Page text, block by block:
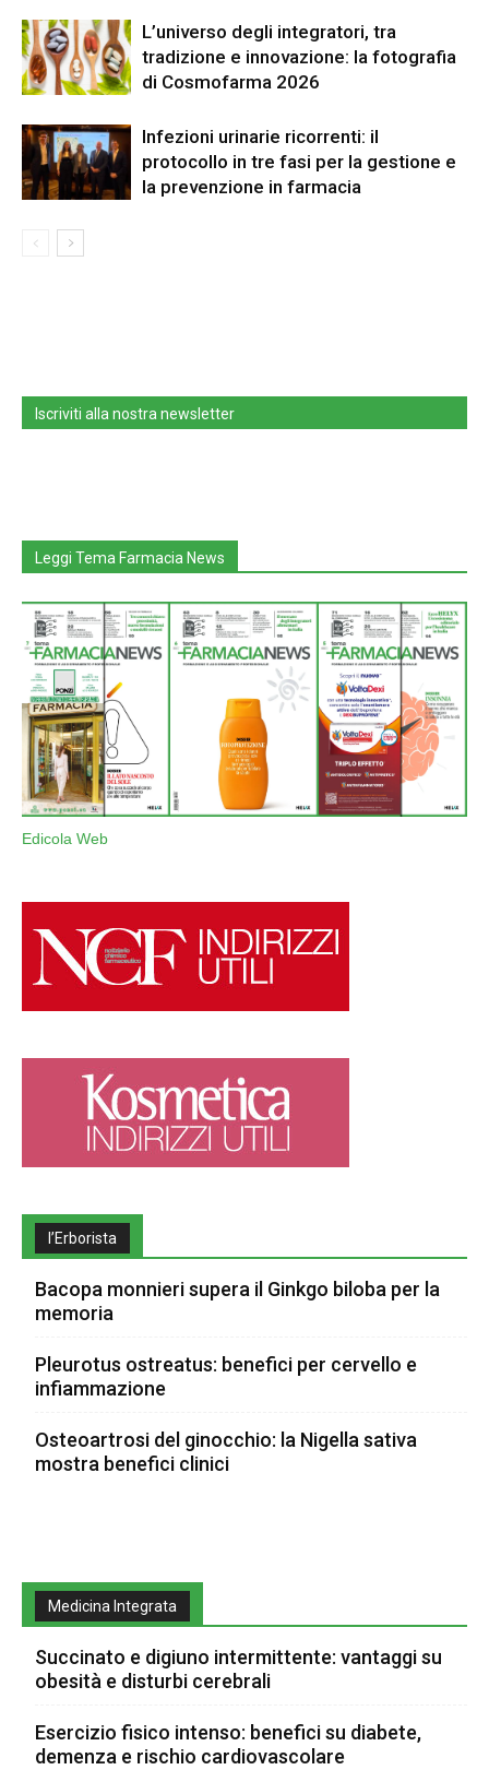
L’universo degli integratori, tra
tradizione e innovazione: la fotografia
di Cosmofarma 2026
Infezioni urinarie ricorrenti: il
protocollo in tre fasi per la gestione e
la prevenzione in farmacia
Iscriviti alla nostra newsletter
Leggi Tema Farmacia News
Edicola Web
l’Erborista
Bacopa monnieri supera il Ginkgo biloba per la
memoria
Pleurotus ostreatus: benefici per cervello e
infiammazione
Osteoartrosi del ginocchio: la Nigella sativa
mostra benefici clinici
Medicina Integrata
Succinato e digiuno intermittente: vantaggi su
obesità e disturbi cerebrali
Esercizio fisico intenso: benefici su diabete,
demenza e rischio cardiovascolare